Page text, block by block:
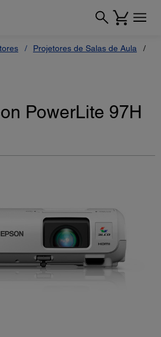
Projetores de Salas de Aula
PowerLite 97H